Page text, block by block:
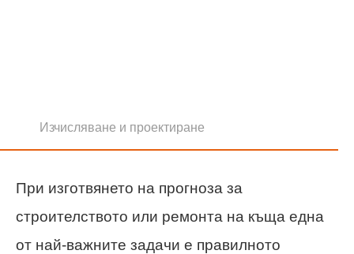
Изчисляване и проектиране
При изготвянето на прогноза за
строителството или ремонта на къща една
от най-важните задачи е правилното